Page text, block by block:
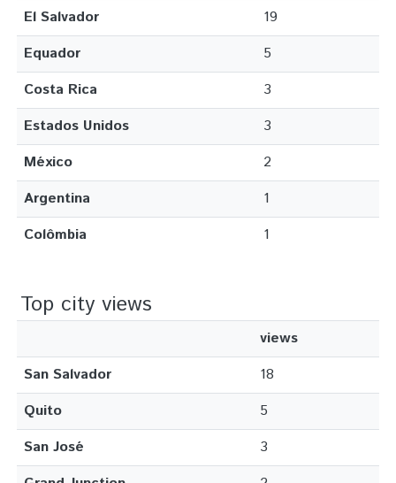
El Salvador
19
Equador
5
Costa Rica
3
Estados Unidos
3
México
2
Argentina
1
Colômbia
1
Top city views
views
San Salvador
18
Quito
5
San José
3